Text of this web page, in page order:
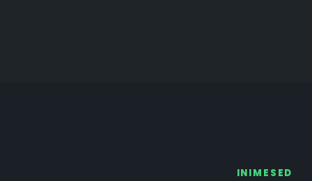
INIMESED